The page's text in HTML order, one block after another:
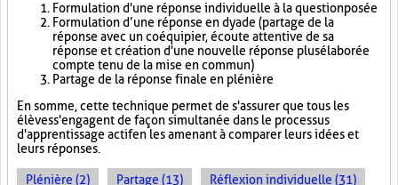
Formulation d'une réponse individuelle à la question posée
Formulation d’une réponse en dyade (partage de la
réponse avec un coéquipier, écoute attentive de sa
réponse et création d'une nouvelle réponse plus élaborée
compte tenu de la mise en commun)
Partage de la réponse finale en plénière
En somme, cette technique permet de s'assurer que tous les
élèves s'engagent de façon simultanée dans le processus
d'apprentissage actif en les amenant à comparer leurs idées et
leurs réponses.
Plénière (2) Partage (13) Réflexion individuelle (31)